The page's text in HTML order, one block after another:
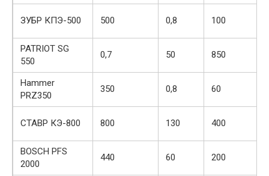
ЗУБР КПЭ-500 500 0,8 100
PATRIOT SG
550
0,7 50 850
Hammer
PRZ350
350 0,8 60
СТАВР КЭ-800 800 130 400
BOSCH PFS
2000
440 60 200